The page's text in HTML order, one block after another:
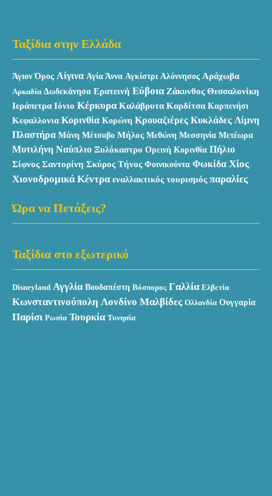
Ταξίδια στην Ελλάδα
Άγιον Όρος Αίγινα Αγία Άννα Αγκίστρι Αλόννησος Αράχωβα
Αρκαδία Δωδεκάνησα Ερατεινή Εύβοια Ζάκυνθος Θεσσαλονίκη
Ιεράπετρα Ιόνιο Κέρκυρα Καλάβρυτα Καρδίτσα Καρπενήσι
Κεφαλλονια Κορινθία Κορώνη Κρουαζιέρες Κυκλάδες Λίμνη
Πλαστήρα Μάνη Μέτσοβο Μήλος Μεθώνη Μεσσηνία Μετέωρα
Μυτιλήνη Ναύπλιο Ξυλόκαστρο Ορεινή Κορινθία Πήλιο
Σίφνος Σαντορίνη Σκύρος Τήνος Φοινικούντα Φωκίδα Χίος
Χιονοδρομικά Κέντρα εναλλακτικός τουρισμός παραλίες
Ώρα να Πετάξεις?
Ταξίδια στο εξωτερικό
Disneyland Αγγλία Βουδαπέστη Βόσπορος Γαλλία Ελβετία
Κωνσταντινούπολη Λονδίνο Μαλβίδες Ολλανδία Ουγγαρία
Παρίσι Ρωσία Τουρκία Τυνησία